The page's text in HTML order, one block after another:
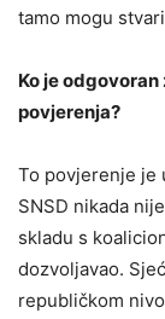
tamo mogu
Ko je
povjerenja?
To povjerenje je
SNSD nikada
skladu s
dozvoljavao.
republičkom